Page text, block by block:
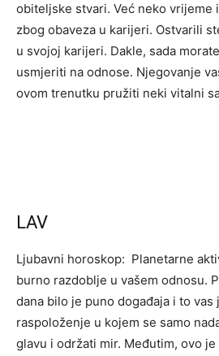
obiteljske stvari. Već neko vrijeme
zbog obaveza u karijeri. Ostvarili
u svojoj karijeri. Dakle, sada
usmjeriti na odnose. Njegovanje
ovom trenutku pružiti neki vitalni
LAV
Ljubavni horoskop: Planetarne
burno razdoblje u vašem odnosu.
dana bilo je puno događaja i to
raspoloženje u kojem se samo
glavu i održati mir. Međutim, ovo